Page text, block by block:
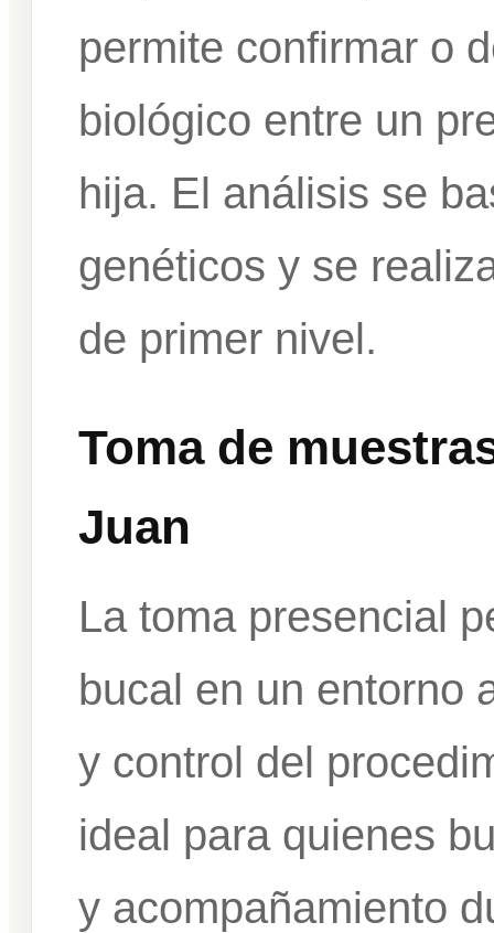
permite confirmar o
biológico entre un
hija. El análisis se
genéticos y se
de primer nivel.
Toma de
Juan
La toma presencial
bucal en un entorno
y control del
ideal para quienes
y acompañamiento